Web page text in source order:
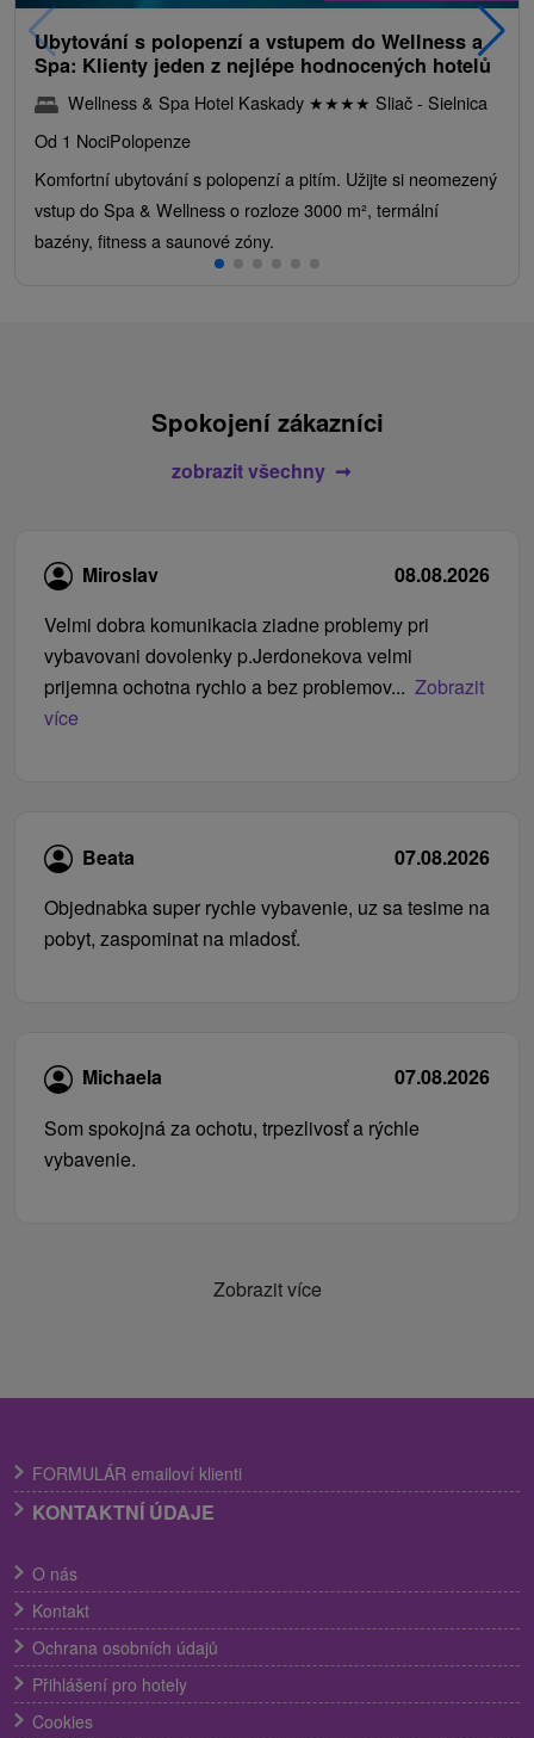
Ubytování s polopenzí a vstupem do Wellness a
Spa: Klienty jeden z nejlépe hodnocených hotelů
Wellness & Spa Hotel Kaskady ★★★★ Sliač - Sielnica
Od 1 NociPolopenze
Komfortní ubytování s polopenzí a pitím. Užijte si neomezený
vstup do Spa & Wellness o rozloze 3000 m², termální
bazény, fitness a saunové zóny.
Spokojení zákazníci
zobrazit všechny
Miroslav
08.08.2026
Velmi dobra komunikacia ziadne problemy pri
vybavovani dovolenky p.Jerdonekova velmi
prijemna ochotna rychlo a bez problemov... Zobrazit
více
Beata
07.08.2026
Objednabka super rychle vybavenie, uz sa tesime na
pobyt, zaspominat na mladosť.
Michaela
07.08.2026
Som spokojná za ochotu, trpezlivosť a rýchle
vybavenie.
Zobrazit více
FORMULÁR emailoví klienti
KONTAKTNÍ ÚDAJE
O nás
Kontakt
Ochrana osobních údajů
Přihlášení pro hotely
Cookies